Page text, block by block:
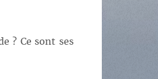
? Ce sont ses